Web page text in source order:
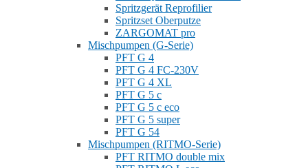
Spritzgerät Reprofilier
Spritzset Oberputze
ZARGOMAT pro
Mischpumpen (G-Serie)
PFT G 4
PFT G 4 FC-230V
PFT G 4 XL
PFT G 5 c
PFT G 5 c eco
PFT G 5 super
PFT G 54
Mischpumpen (RITMO-Serie)
PFT RITMO double mix